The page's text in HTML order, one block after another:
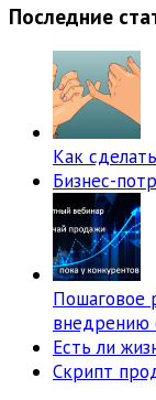
Последние
Как
Бизнес-
Пошаговое
внедрению
Есть ли
Скрипт